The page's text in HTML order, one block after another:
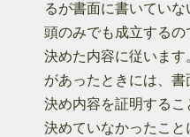
るが書面に書いてい
頭のみでも成立するの
決めた内容に従いま
があったときには、書
決め内容を証明するこ
決めていなかったこ